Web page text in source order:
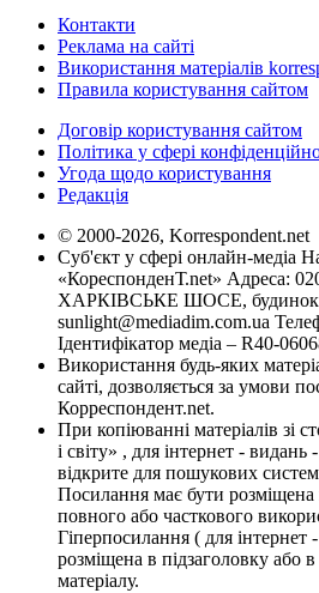
Контакти
Реклама на сайті
Використання матеріалів
Правила користування сайтом
Договір користування сайтом
Політика у сфері
Угода щодо користування
Редакція
© 2000-2026, Korrespondent.net
Суб'єкт у сфері онлайн-медіа
«КореспонденТ.net» Адреса:
ХАРКІВСЬКЕ ШОСЕ, будинок
sunlight@mediadim.com.ua
Ідентифікатор медіа – R40-
Використання будь-яких
сайті, дозволяється за умови
Корреспондент.net.
При копіюванні матеріалів зі
і світу» , для інтернет - видань
відкрите для пошукових
Посилання має бути розміщена
повного або часткового
Гіперпосилання ( для
розміщена в підзаголовку або
матеріалу.